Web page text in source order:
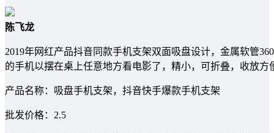
陈飞龙
2019年网红产品抖音同款手机支架双面吸盘设计，金属软管
的手机以摆在桌上任意地方看电影了，精小，可折叠，收放
产品名称：吸盘手机支架，抖音快手爆款手机支架
批发价格：2.5